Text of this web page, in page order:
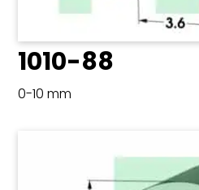
1010-88
0-10 mm